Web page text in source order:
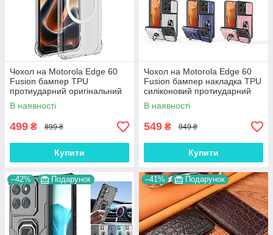
Чохол на Motorola Edge 60
Fusion бампер TPU
протиударний оригінальний
UV CLEAR HYBRID
В наявності
499 ₴ 899 ₴
Купити
Чохол на Motorola Edge 60
Fusion бампер накладка TPU
силіконовий протиударний
оригінальний "W-SHEILD"
В наявності
549 ₴ 949 ₴
Купити
–42% Подарунок –41% Подарунок